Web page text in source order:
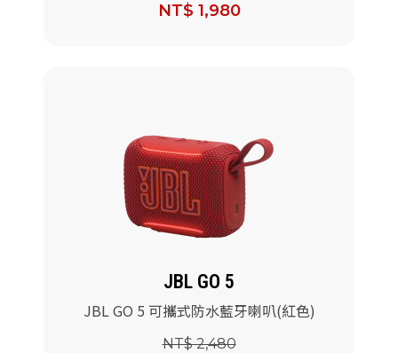
NT$ 1,980
JBL GO 5
JBL GO 5 可攜式防水藍牙喇叭(紅色)
NT$ 2,480